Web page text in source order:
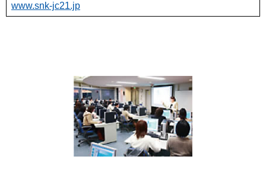
www.snk-jc21.jp